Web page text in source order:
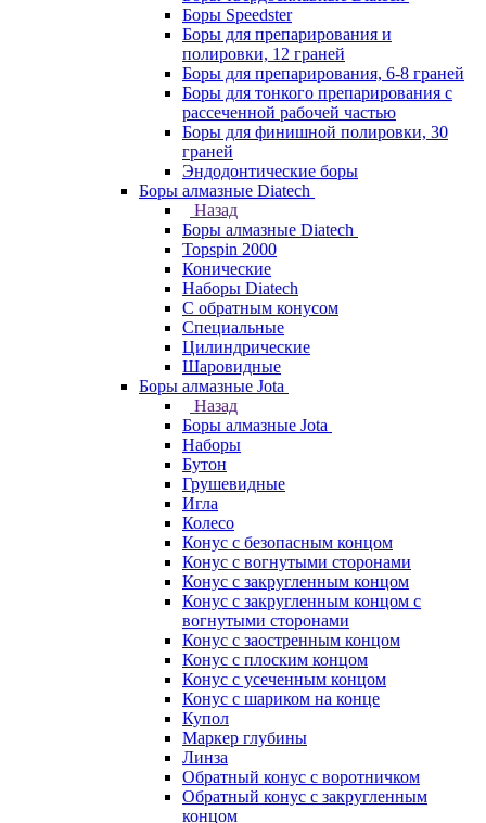
Боры Speedster
Боры для препарирования и
полировки, 12 граней
Боры для препарирования, 6-8 граней
Боры для тонкого препарирования с
рассеченной рабочей частью
Боры для финишной полировки, 30
граней
Эндодонтические боры
Боры алмазные Diatech
Назад
Боры алмазные Diatech
Topspin 2000
Конические
Наборы Diatech
С обратным конусом
Специальные
Цилиндрические
Шаровидные
Боры алмазные Jota
Назад
Боры алмазные Jota
Наборы
Бутон
Грушевидные
Игла
Колесо
Конус с безопасным концом
Конус с вогнутыми сторонами
Конус с закругленным концом
Конус с закругленным концом с
вогнутыми сторонами
Конус с заостренным концом
Конус с плоским концом
Конус с усеченным концом
Конус с шариком на конце
Купол
Маркер глубины
Линза
Обратный конус с воротничком
Обратный конус с закругленным
концом